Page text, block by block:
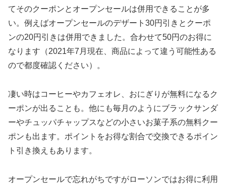
てそのクーポンとオープンセールは併用できることが多
い。例えばオープンセールのデザート30円引きとクーポ
ンの20円引きは併用できました。合わせて50円のお得に
なります（2021年7月現在、商品によって違う可能性ある
ので都度確認ください）。
凄い時はコーヒーやカフェオレ、おにぎりが無料になるク
ーポンが出ることも。他にも毎月のようにブラックサンダ
ーやチュッパチャップスなどの小さいお菓子系の無料クー
ポンも出ます。ポイントをお得な割合で交換できるポイン
ト引き換えもあります。
オープンセールで忘れがちですがローソンではお得に利用